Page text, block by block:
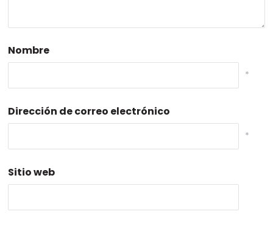
Nombre
*
Dirección de correo electrónico
*
Sitio web